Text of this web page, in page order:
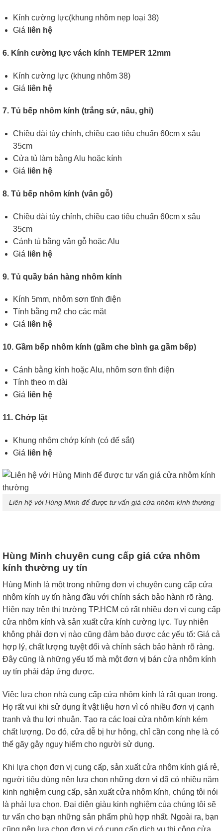
Kính cường lực(khung nhôm nẹp loại 38)
Giá liên hệ
6. Kính cường lực vách kính TEMPER 12mm
Kính cường lực (khung nhôm 38)
Giá liên hệ
7. Tủ bếp nhôm kính (trắng sứ, nâu, ghi)
Chiều dài tùy chỉnh, chiều cao tiêu chuẩn 60cm x sâu
35cm
Cửa tủ làm bằng Alu hoặc kính
Giá liên hệ
8. Tủ bếp nhôm kính (vân gỗ)
Chiều dài tùy chỉnh, chiều cao tiêu chuẩn 60cm x sâu
35cm
Cánh tủ bằng vân gỗ hoặc Alu
Giá liên hệ
9. Tủ quầy bán hàng nhôm kính
Kính 5mm, nhôm sơn tĩnh điện
Tính bằng m2 cho các mặt
Giá liên hệ
10. Gầm bếp nhôm kính (gầm che bình ga gầm bếp)
Cánh bằng kính hoặc Alu, nhôm sơn tĩnh điện
Tính theo m dài
Giá liên hệ
11. Chớp lật
Khung nhôm chớp kính (có đế sắt)
Giá liên hệ
Liên hệ với Hùng Minh để được tư vấn giá cửa nhôm kính thường
Hùng Minh chuyên cung cấp giá cửa nhôm
kính thường uy tín
Hùng Minh là một trong những đơn vị chuyên cung cấp cửa
nhôm kính uy tín hàng đầu với chính sách bảo hành rõ ràng.
Hiện nay trên thị trường TP.HCM có rất nhiều đơn vị cung cấp
cửa nhôm kính và sản xuất cửa kính cường lực. Tuy nhiên
không phải đơn vị nào cũng đảm bảo được các yếu tố: Giá cả
hợp lý, chất lượng tuyệt đối và chính sách bảo hành rõ ràng.
Đây cũng là những yếu tố mà một đơn vị bán cửa nhôm kính
uy tín phải đáp ứng được.
Việc lựa chọn nhà cung cấp cửa nhôm kính là rất quan trọng.
Họ rất vui khi sử dụng ít vật liệu hơn vì có nhiều đơn vị cạnh
tranh và thu lợi nhuận. Tạo ra các loại cửa nhôm kính kém
chất lượng. Do đó, cửa dễ bị hư hỏng, chỉ cần cong nhẹ là có
thể gãy gây nguy hiểm cho người sử dụng.
Khi lựa chọn đơn vị cung cấp, sản xuất cửa nhôm kính giá rẻ,
người tiêu dùng nên lựa chọn những đơn vị đã có nhiều năm
kinh nghiệm cung cấp, sản xuất cửa nhôm kính, chúng tôi nói
là phải lựa chọn. Đại diện giàu kinh nghiệm của chúng tôi sẽ
tư vấn cho bạn những sản phẩm phù hợp nhất. Ngoài ra, bạn
cũng nên lựa chọn đơn vị có cung cấp dịch vụ thi công cửa